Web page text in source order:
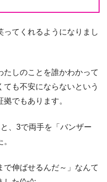
ってくれるようになりまし
しのことを誰かわかって
も不安にならないという
でもあります。
、3で両手を「バンザー
伸ばせるんだ～」なんて